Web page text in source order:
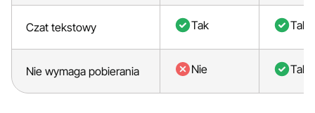
Czat tekstowy Tak Tak
Nie wymaga pobierania Nie Tak